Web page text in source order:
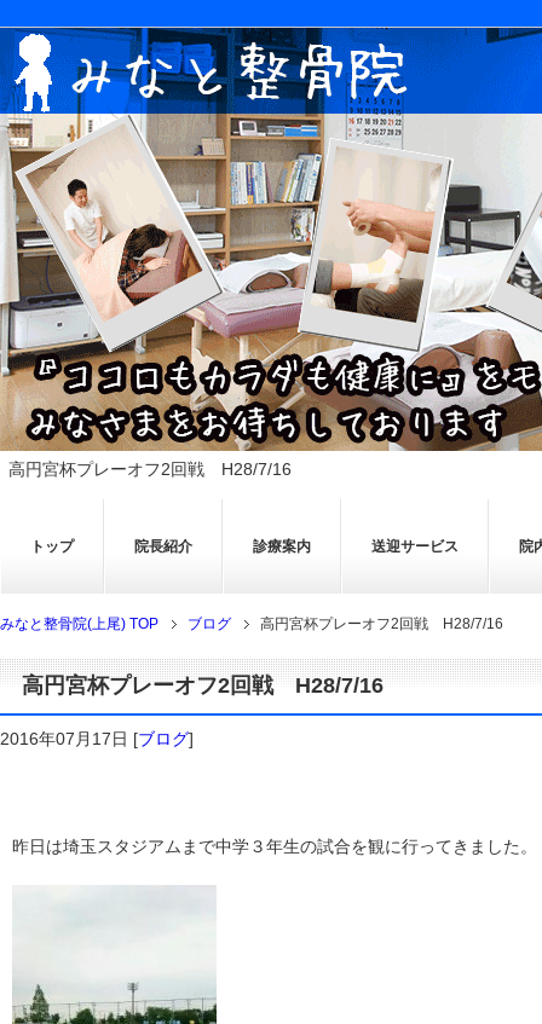
高円宮杯プレーオフ2回戦 H28/7/16
トップ 院長紹介 診療案内 送迎サービス 院
みなと整骨院(上尾) TOP ブログ 高円宮杯プレーオフ2回戦 H28/7/16
高円宮杯プレーオフ2回戦 H28/7/16
2016年07月17日 [ブログ]
昨日は埼玉スタジアムまで中学３年生の試合を観に行ってきました。